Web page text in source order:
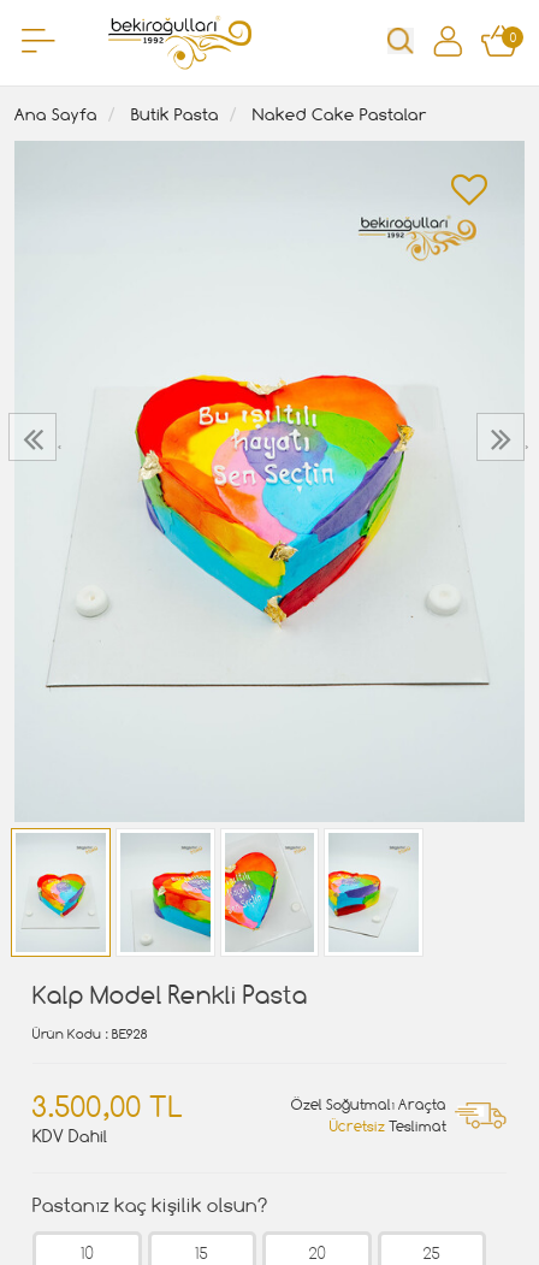
0
Ana Sayfa Butik Pasta Naked Cake Pastalar
‹ ›
Kalp Model Renkli Pasta
Ürün Kodu : BE928
3.500,00 TL
KDV Dahil
Özel Soğutmalı Araçta
Ücretsiz Teslimat
Pastanız kaç kişilik olsun?
10
15
20
25